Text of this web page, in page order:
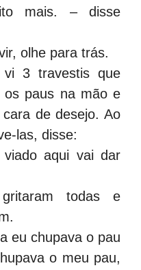
mais. – disse
olhe para trás.
3 travestis que
os paus na mão e
de desejo. Ao
las, disse:
aqui vai dar
todas e
eu chupava o pau
o meu pau,